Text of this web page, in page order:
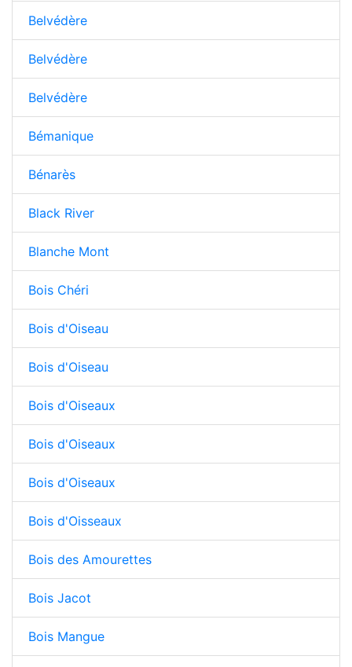
Belvédère
Belvédère
Belvédère
Bémanique
Bénarès
Black River
Blanche Mont
Bois Chéri
Bois d'Oiseau
Bois d'Oiseau
Bois d'Oiseaux
Bois d'Oiseaux
Bois d'Oiseaux
Bois d'Oisseaux
Bois des Amourettes
Bois Jacot
Bois Mangue